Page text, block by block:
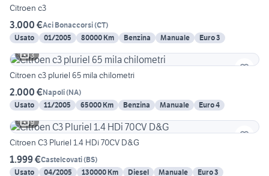
Citroen c3
3.000 €Aci Bonaccorsi(CT)
Usato
01/2005 80000 Km Benzina Manuale
Euro 3
3
Citroen c3 pluriel 65 mila chilometri
2.000 €Napoli(NA)
Usato
11/2005 65000 Km Benzina Manuale
Euro 4
9
Citroen C3 Pluriel 1.4 HDi 70CV D&G
1.999 €Castelcovati(BS)
Usato
04/2005 130000 Km Diesel Manuale
Euro 3